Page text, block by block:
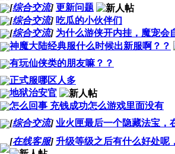
[综合交流] 更新问题
[综合交流] 吃瓜的小伙伴们
[综合交流] 为什么游侠开内挂，魔宠会
神魔大陆经典服什么时候出新服啊？？
有玩仙侠类的朋友嘛？？
正式服哪区人多
地狱治安官
怎么回事 充钱成功怎么游戏里面没有
[综合交流] 业火匣最后一个隐藏法宝，
[在线客服] 升级等级之后有什么好处呢